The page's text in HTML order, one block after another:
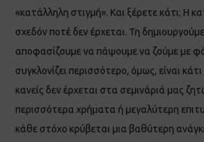
«κατάλληλη στιγμή». Και ξέρετε κάτι; Η
σχεδόν ποτέ δεν έρχεται. Τη
αποφασίζουμε να πάψουμε να ζούμε με
συγκλονίζει περισσότερο, όμως, είναι
κανείς δεν έρχεται στα σεμινάριά μας
περισσότερα χρήματα ή μεγαλύτερη
κάθε στόχο κρύβεται μια βαθύτερη